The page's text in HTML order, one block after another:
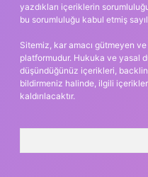
yazdıkları içeriklerin
bu sorumluluğu kabul etmiş
Sitemiz, kar amacı gütmeyen
platformudur. Hukuka ve yasal
düşündüğünüz içerikleri,
bildirmeniz halinde, ilgili
kaldırılacaktır.